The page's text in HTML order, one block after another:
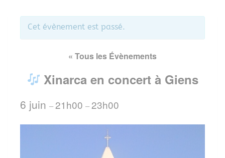
Cet évènement est passé.
« Tous les Évènements
Xinarca en concert à Giens
6 juin –21h00 –23h00